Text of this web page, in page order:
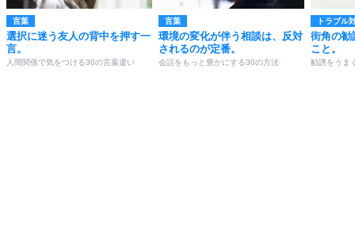
言葉
選択に迷う友人の背中を押す一
言。
人間関係で気をつける30の言葉遣い
言葉
環境の変化が伴う相談は、反対
されるのが定番。
会話をもっと豊かにする30の方法
トラブル
街角の勧
こと。
勧誘をうま